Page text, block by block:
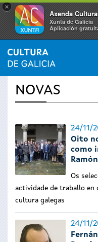
×
Axenda Cultura
Xunta de Galicia
Aplicación
Vostede
está
aquí
INICIO › ACTUALIDADE
NOVAS
24/11/
Oito
como
Os
actividade de traballo en
cultura galegas
24/11/